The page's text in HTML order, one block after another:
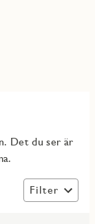
Det du ser är
Filter